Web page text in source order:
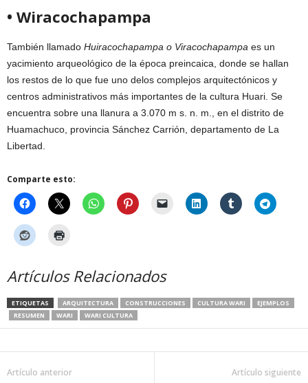
• Wiracochapampa
También llamado Huiracochapampa o Viracochapampa es un
yacimiento arqueológico de la época preincaica, donde se hallan
los restos de lo que fue uno delos complejos arquitectónicos y
centros administrativos más importantes de la cultura Huari. Se
encuentra sobre una llanura a 3.070 m s. n. m., en el distrito de
Huamachuco, provincia Sánchez Carrión, departamento de La
Libertad.
Comparte esto:
Artículos Relacionados
ETIQUETAS ARQUITECTURA CONSTRUCCIONES CULTURA WARI
EJEMPLOS
RESUMEN
WARI WARI CULTURA
Artículo anterior Artículo siguiente